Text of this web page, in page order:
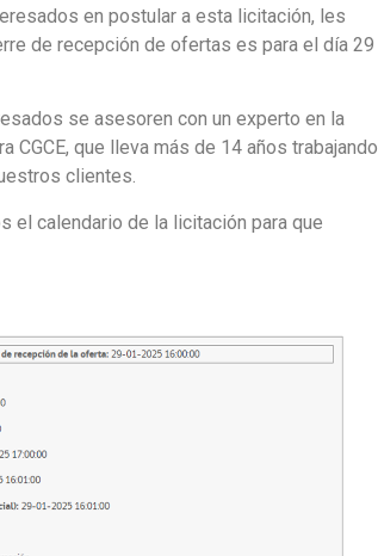
en postular a esta licitación, les
de recepción de ofertas es para el día 29
se asesoren con un experto en la
CGCE, que lleva más de 14 años trabajando
clientes.
el calendario de la licitación para que